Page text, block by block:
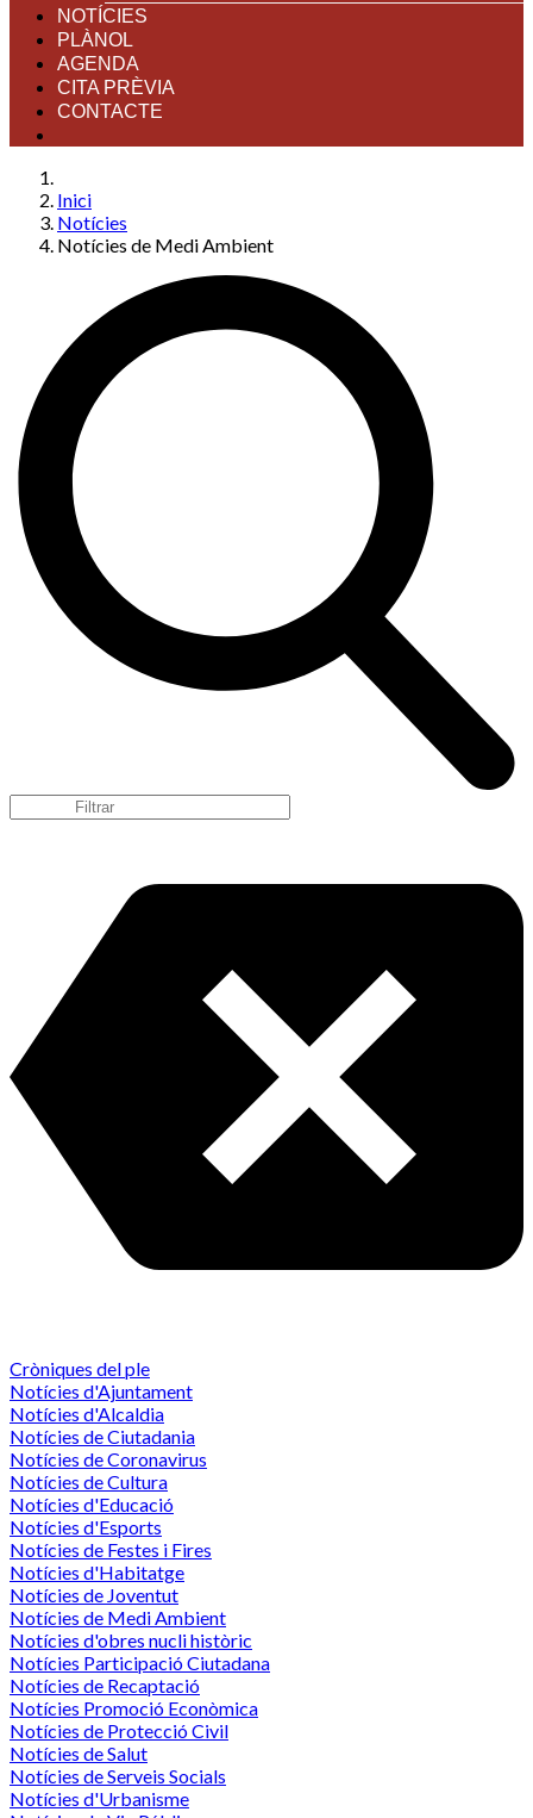
NOTÍCIES
PLÀNOL
AGENDA
CITA PRÈVIA
CONTACTE
Inici
Notícies
Notícies de Medi Ambient
Cròniques del ple
Notícies d'Ajuntament
Notícies d'Alcaldia
Notícies de Ciutadania
Notícies de Coronavirus
Notícies de Cultura
Notícies d'Educació
Notícies d'Esports
Notícies de Festes i Fires
Notícies d'Habitatge
Notícies de Joventut
Notícies de Medi Ambient
Notícies d'obres nucli històric
Notícies Participació Ciutadana
Notícies de Recaptació
Notícies Promoció Econòmica
Notícies de Protecció Civil
Notícies de Salut
Notícies de Serveis Socials
Notícies d'Urbanisme